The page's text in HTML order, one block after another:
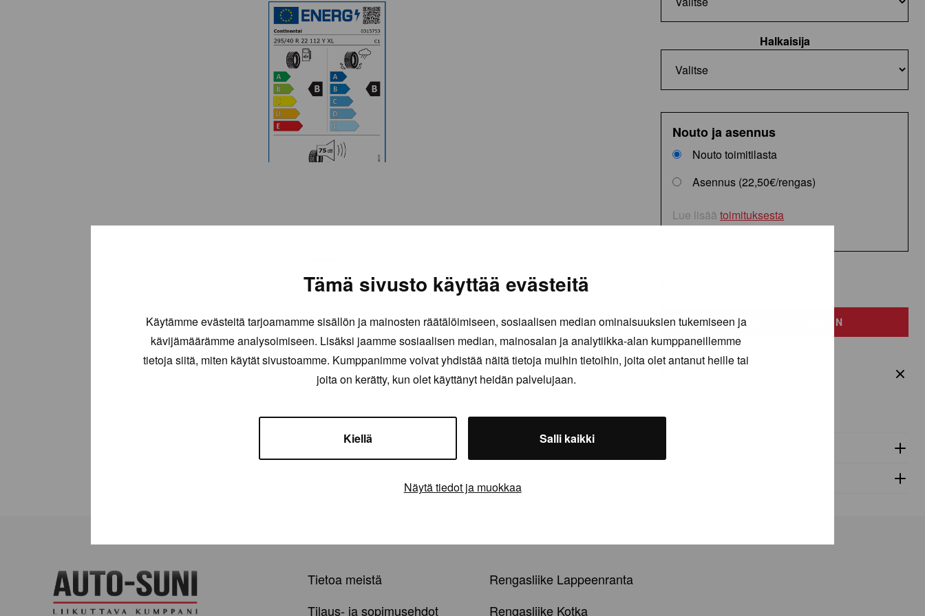
Tämä sivusto käyttää evästeitä
Käytämme evästeitä tarjoamamme sisällön ja mainosten räätälöimiseen, sosiaalisen median ominaisuuksien tukemiseen ja
kävijämäärämme analysoimiseen. Lisäksi jaamme sosiaalisen median, mainosalan ja analytiikka-alan kumppaneillemme
tietoja siitä, miten käytät sivustoamme. Kumppanimme voivat yhdistää näitä tietoja muihin tietoihin, joita olet antanut heille tai
joita on kerätty, kun olet käyttänyt heidän palvelujaan.
Kiellä Salli kaikki
Näytä tiedot ja muokkaa
Halkaisija
Nouto ja asennus
Nouto toimitilasta
Asennus (22,50€/rengas)
Lue lisää toimituksesta
määrä
LISÄÄ OSTOSKORIIN
Tietoa meistä
Tilaus- ja sopimusehdot
Rengasliike Lappeenranta
Rengasliike Kotka